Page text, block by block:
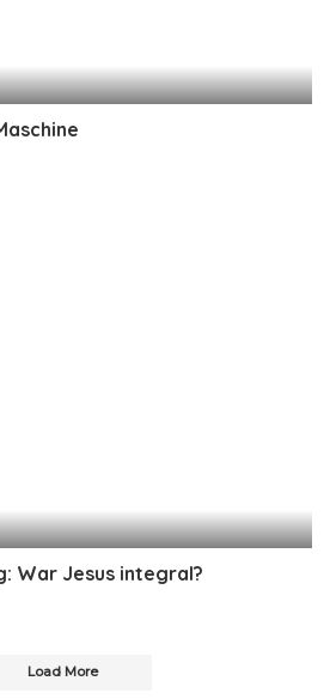
War Jesus integral?
Load More